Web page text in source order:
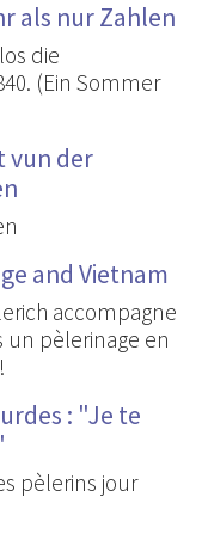
als nur Zahlen
die
(Ein Sommer
vun der
and Vietnam
accompagne
un pèlerinage en
: "Je te
pèlerins jour